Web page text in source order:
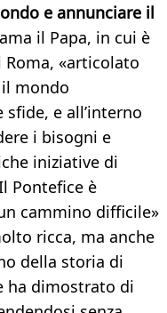
e annunciare il
il Papa, in cui è
«articolato
mondo
e all’interno
i bisogni e
iniziative di
Pontefice è
cammino difficile»
ricca, ma anche
della storia di
ha dimostrato di